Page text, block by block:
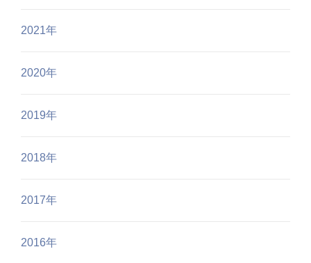
2021年
2020年
2019年
2018年
2017年
2016年